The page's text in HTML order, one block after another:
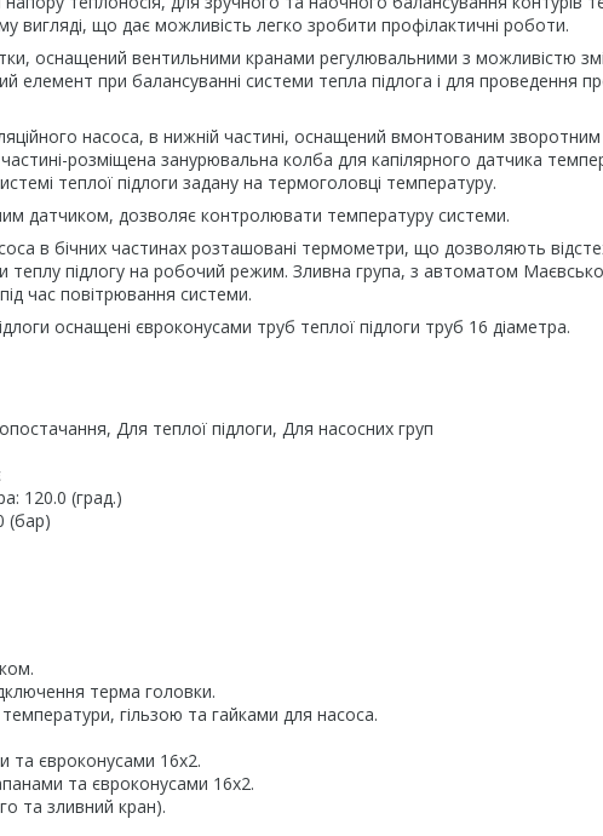
вигляді, що дає можливість легко зробити профілактичні роботи.
оснащений вентильними кранами регулювальними з можливістю
елемент при балансуванні системи тепла підлога і для проведення
насоса, в нижній частині, оснащений вмонтованим
розміщена занурювальна колба для капілярного датчика
теплої підлоги задану на термоголовці температуру.
датчиком, дозволяє контролювати температуру системи.
в бічних частинах розташовані термометри, що дозволяють
теплу підлогу на робочий режим. Зливна група, з автоматом
час повітрювання системи.
оснащені євроконусами труб теплої підлоги труб 16 діаметра.
Для теплої підлоги, Для насосних груп
120.0 (град.)
(бар)
терма головки.
гільзою та гайками для насоса.
та євроконусами 16х2.
та євроконусами 16х2.
та зливний кран).